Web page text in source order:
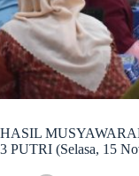
HASIL
3 PUTRI (Selasa, 15